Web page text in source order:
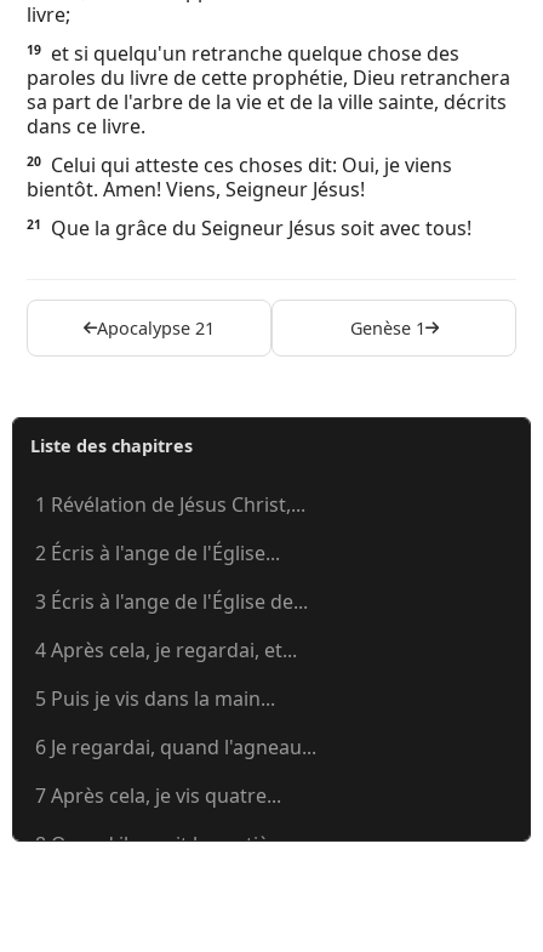
livre;
19
et si quelqu'un retranche quelque chose des
paroles du livre de cette prophétie, Dieu retranchera
sa part de l'arbre de la vie et de la ville sainte, décrits
dans ce livre.
20
Celui qui atteste ces choses dit: Oui, je viens
bientôt. Amen! Viens, Seigneur Jésus!
21 Que la grâce du Seigneur Jésus soit avec tous!
Apocalypse 21 Genèse 1
Liste des chapitres
1 Révélation de Jésus Christ,...
2 Écris à l'ange de l'Église...
3 Écris à l'ange de l'Église de...
4 Après cela, je regardai, et...
5 Puis je vis dans la main...
6 Je regardai, quand l'agneau...
7 Après cela, je vis quatre...
8 Quand il ouvrit le septième...